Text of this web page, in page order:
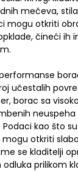
mečeva,
mogu otkriti
čineći ih
učestalih
borac sa
neuspeha
kao što
otkriti
se kladitelji
prilikom